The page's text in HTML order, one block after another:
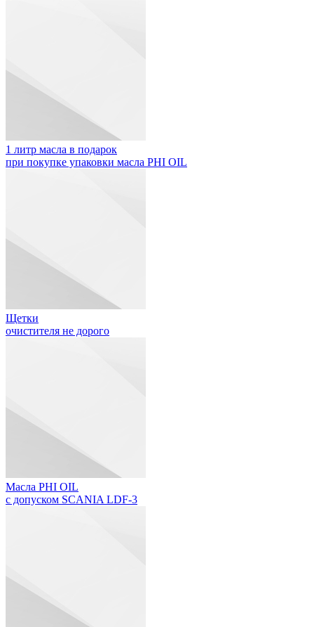
1 литр масла в подарок
при покупке упаковки масла PHI OIL
Щетки
очистителя не дорого
Масла PHI OIL
с допуском SCANIA LDF-3